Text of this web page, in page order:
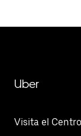
Uber
Visita el